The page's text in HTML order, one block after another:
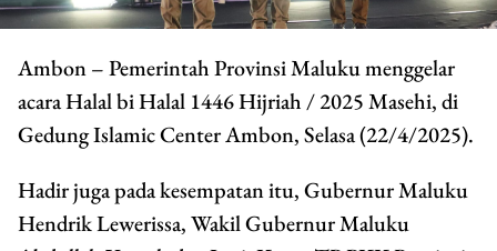
Ambon – Pemerintah Provinsi Maluku menggelar
acara Halal bi Halal 1446 Hijriah / 2025 Masehi, di
Gedung Islamic Center Ambon, Selasa (22/4/2025).
Hadir juga pada kesempatan itu, Gubernur Maluku
Hendrik Lewerissa, Wakil Gubernur Maluku